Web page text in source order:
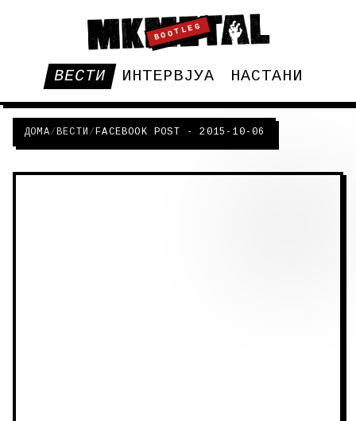
BOOTLEG
ВЕСТИ ИНТЕРВЈУА НАСТАНИ
ДОМА/ВЕСТИ /FACEBOOK POST - 2015-10-06